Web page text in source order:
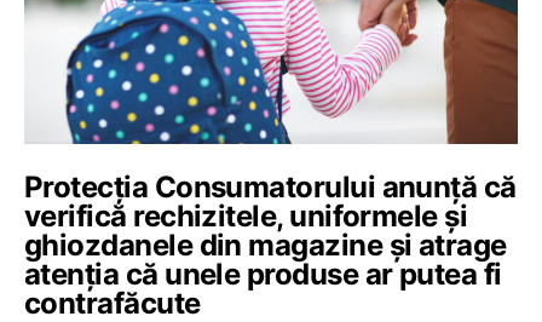
Protecția Consumatorului anunță că
verifică rechizitele, uniformele și
ghiozdanele din magazine și atrage
atenția că unele produse ar putea fi
contrafăcute